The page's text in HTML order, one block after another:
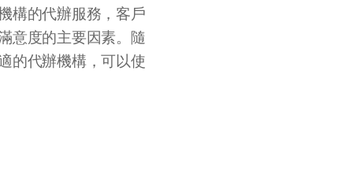
構的代辦服務，客戶
意度的主要因素。隨
的代辦機構，可以使